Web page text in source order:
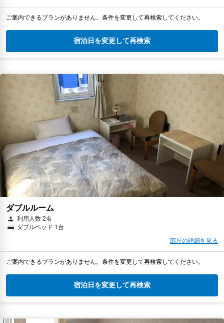
ご案内できるプランがありません。条件を変更して再検索してください。
宿泊日を変更して再検索
ダブルルーム
利用人数 2名
ダブルベッド 1台
部屋の詳細を見る
ご案内できるプランがありません。条件を変更して再検索してください。
宿泊日を変更して再検索